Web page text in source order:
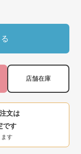
店舗在庫
文は
です
す